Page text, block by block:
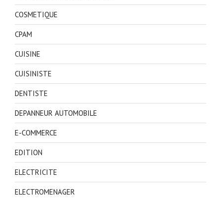
COSMETIQUE
CPAM
CUISINE
CUISINISTE
DENTISTE
DEPANNEUR AUTOMOBILE
E-COMMERCE
EDITION
ELECTRICITE
ELECTROMENAGER